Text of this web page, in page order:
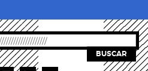
BUSCAR